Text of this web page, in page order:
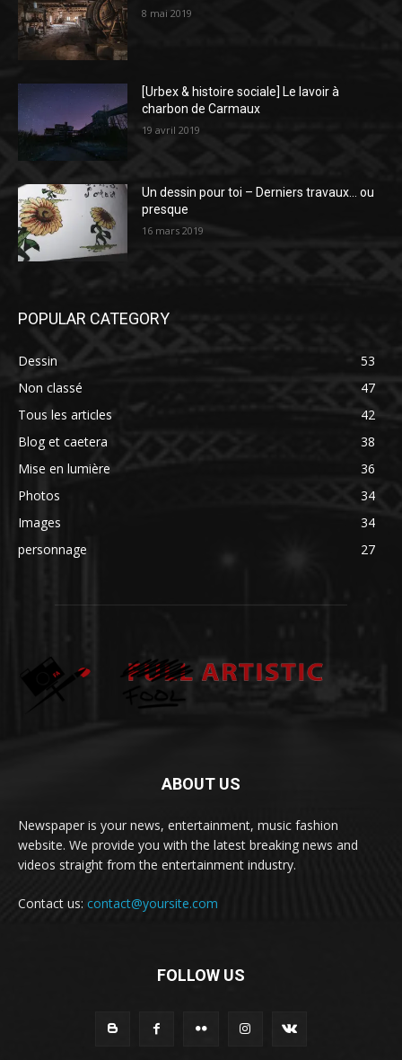
8 mai 2019
[Urbex & histoire sociale] Le lavoir à
charbon de Carmaux
19 avril 2019
Un dessin pour toi – Derniers travaux… ou
presque
16 mars 2019
POPULAR CATEGORY
Dessin
53
Non classé
47
Tous les articles
42
Blog et caetera
38
Mise en lumière
36
Photos
34
Images
34
personnage
27
ABOUT US
Newspaper is your news, entertainment, music fashion
website. We provide you with the latest breaking news and
videos straight from the entertainment industry.
Contact us: contact@yoursite.com
FOLLOW US